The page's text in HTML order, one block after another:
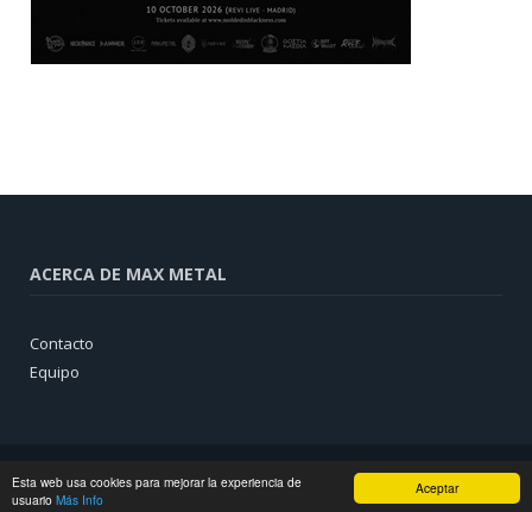
Aceptar
Esta web usa cookies para mejorar la experiencia de
usuario Más Info
ACERCA DE MAX METAL
Contacto
Equipo